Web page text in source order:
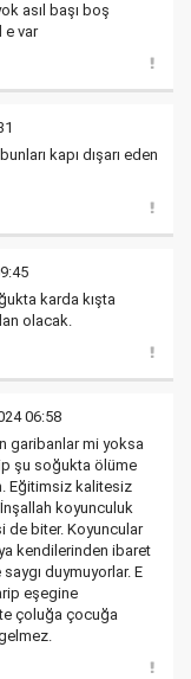
asıl başı boş
e var
kapı dışarı eden
karda kışta
olacak.
06:58
garibanlar mi yoksa
şu soğukta ölüme
Eğitimsiz kalitesiz
koyunculuk
de biter. Koyuncular
kendilerinden ibaret
duymuyorlar. E
eşegine
çoluğa çocuğa